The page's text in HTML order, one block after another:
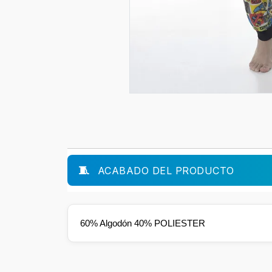
ACABADO DEL PRODUCTO
60% Algodón 40% POLIESTER